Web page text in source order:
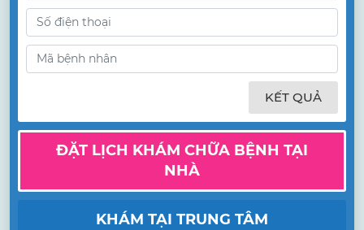
KẾT QUẢ
ĐẶT LỊCH KHÁM CHỮA BỆNH TẠI
NHÀ
KHÁM TẠI TRUNG TÂM